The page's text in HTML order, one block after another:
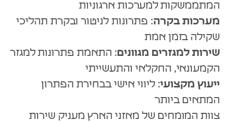
המתממשקות למערכות ארגוניות
מערכות בקרה: פתרונות לניטור ובקרת תהליכי
שקילה בזמן אמת
שירות למגזרים מגוונים: התאמת פתרונות למגזר
הקמעונאי, החקלאי והתעשייתי
ייעוץ מקצועי: ליווי אישי בבחירת הפתרון
המתאים ביותר
צוות המומחים של מאזני הארץ מעניק שירות